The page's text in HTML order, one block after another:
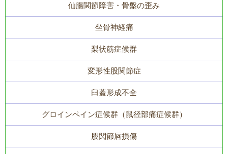
仙腸関節障害・骨盤の歪み
坐骨神経痛
梨状筋症候群
変形性股関節症
臼蓋形成不全
グロインペイン症候群（鼠径部痛症候群）
股関節唇損傷